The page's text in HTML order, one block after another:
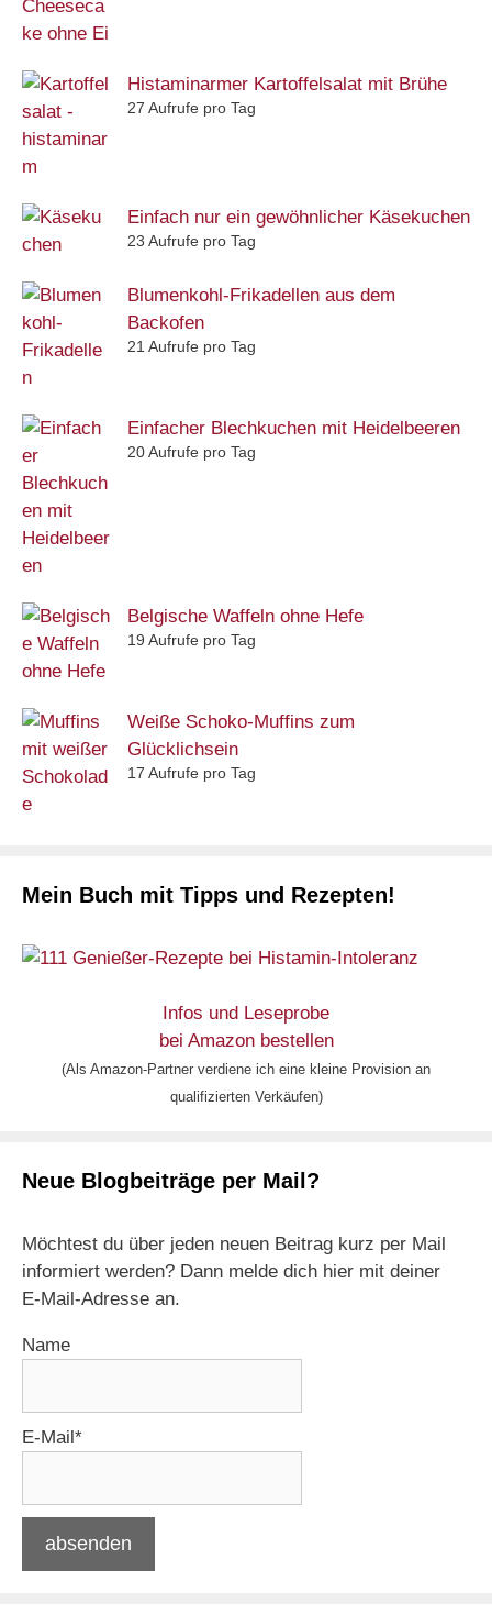
Histaminarmer Kartoffelsalat mit Brühe
27 Aufrufe pro Tag
Einfach nur ein gewöhnlicher Käsekuchen
23 Aufrufe pro Tag
Blumenkohl-Frikadellen aus dem
Backofen
21 Aufrufe pro Tag
Einfacher Blechkuchen mit Heidelbeeren
20 Aufrufe pro Tag
Belgische Waffeln ohne Hefe
19 Aufrufe pro Tag
Weiße Schoko-Muffins zum
Glücklichsein
17 Aufrufe pro Tag
Mein Buch mit Tipps und Rezepten!
Infos und Leseprobe
bei Amazon bestellen
(Als Amazon-Partner verdiene ich eine kleine Provision an
qualifizierten Verkäufen)
Neue Blogbeiträge per Mail?
Möchtest du über jeden neuen Beitrag kurz per Mail
informiert werden? Dann melde dich hier mit deiner
E-Mail-Adresse an.
Name
E-Mail*